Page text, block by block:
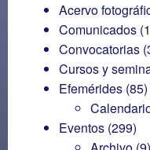
Acervo
Comunicados
Convocatorias
Cursos y
Efemérides (85)
Eventos (299)